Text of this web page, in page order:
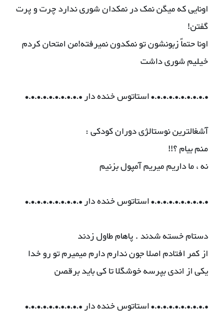
اونایی که میگن نمک در نمکدان شوری ندارد چرت و پرت
گفتن!
اونا حتماً زبونشون تو نمکدون نمیرفته!من امتحان کردم
خیلیم شوری داشت
•.•.•.•.•.•.•.•.•.• استاتوس خنده دار •.•.•.•.•.•.•.•.•.•
آشغالترین نوستالژی دوران کودکی :
منم بیام ؟!!
نه ، ما داریم میریم آمپول بزنیم
•.•.•.•.•.•.•.•.•.• استاتوس خنده دار •.•.•.•.•.•.•.•.•.•
دستام خسته شدند . پاهام طاول زدند
از کمر افتادم اصلا جون ندارم دارم میمیرم تو رو خدا
یکی از اندی بپرسه خوشگلا تا کی باید برقصن
•.•.•.•.•.•.•.•.•.• استاتوس خنده دار •.•.•.•.•.•.•.•.•.•